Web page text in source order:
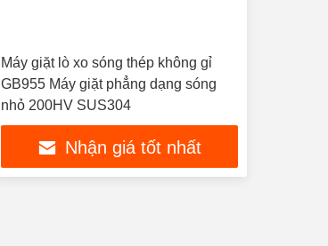
Máy giặt lò xo sóng thép không gỉ
GB955 Máy giặt phẳng dạng sóng
nhỏ 200HV SUS304
Nhận giá tốt nhất